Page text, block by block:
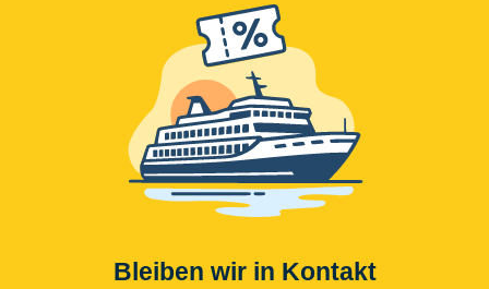
Bleiben wir in Kontakt